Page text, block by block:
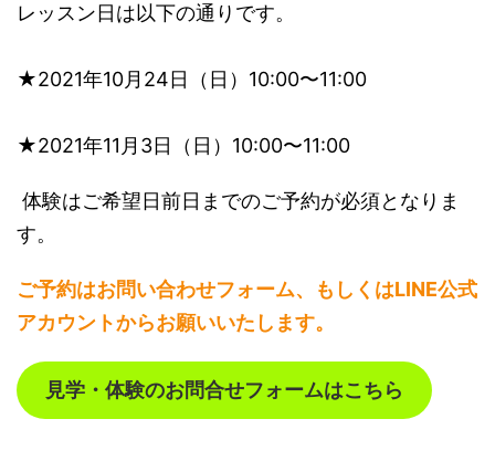
レッスン日は以下の通りです。
★2021年10月24日（日）10:00〜11:00
★2021年11月3日（日）10:00〜11:00
体験はご希望日前日までのご予約が必須となりま
す。
ご予約はお問い合わせフォーム、もしくはLINE公式
アカウントからお願いいたします。
見学・体験のお問合せフォームはこちら